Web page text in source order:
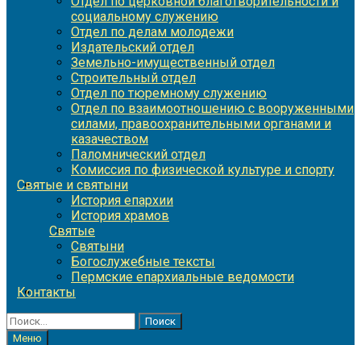
социальному служению
Отдел по делам молодежи
Издательский отдел
Земельно-имущественный отдел
Строительный отдел
Отдел по тюремному служению
Отдел по взаимоотношению с вооруженными
силами, правоохранительными органами и
казачеством
Паломнический отдел
Комиссия по физической культуре и спорту
Святые и святыни
История епархии
История храмов
Святые
Святыни
Богослужебные тексты
Пермские епархиальные ведомости
Контакты
Найти:
Меню